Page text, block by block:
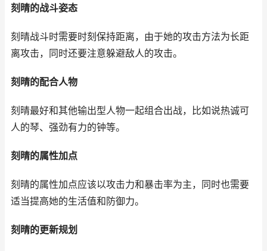
刻晴的战斗姿态
刻晴战斗时需要时刻保持距离，由于她的攻击方法为长距
离攻击，同时还要注意躲避敌人的攻击。
刻晴的配合人物
刻晴最好和其他输出型人物一起组合出战，比如说热诚可
人的琴、强劲有力的钟等。
刻晴的属性加点
刻晴的属性加点应该以攻击力和暴击率为主，同时也需要
适当提高她的生活值和防御力。
刻晴的更新规划